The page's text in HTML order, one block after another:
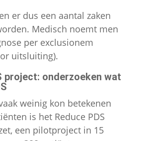
er dus een aantal zaken
Medisch noemt men
per exclusionem
uitsluiting).
project: onderzoeken wat
weinig kon betekenen
is het Reduce PDS
een pilotproject in 15